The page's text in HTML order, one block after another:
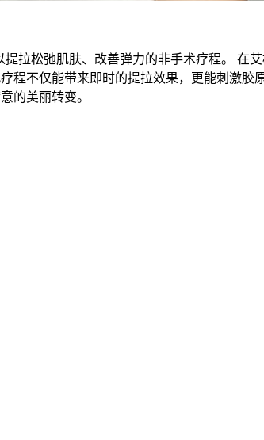
拉松弛肌肤、改善弹力的非手术疗程。 在
不仅能带来即时的提拉效果，更能刺激胶
的美丽转变。